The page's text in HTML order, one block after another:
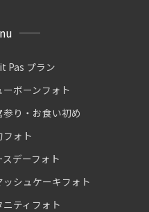
Pas プラン
ーボーンフォト
参り・お食い初め
フォト
スデーフォト
ッシュケーキフォト
ニティフォト